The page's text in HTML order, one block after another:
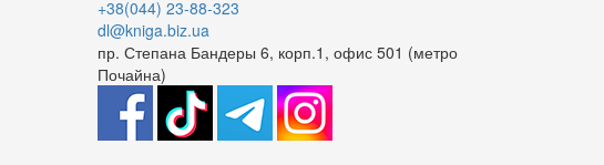
+38(044) 23-88-323
dl@kniga.biz.ua
пр. Степана Бандеры 6, корп.1, офис 501 (метро
Почайна)